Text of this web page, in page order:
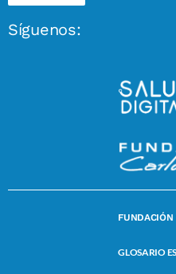
Síguenos:
GLOSARIO